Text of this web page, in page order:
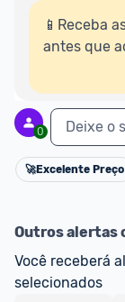
📱Receba
antes que
0 Deixe o
🚀Excelente Preço
Outros alertas
Você receberá
selecionados